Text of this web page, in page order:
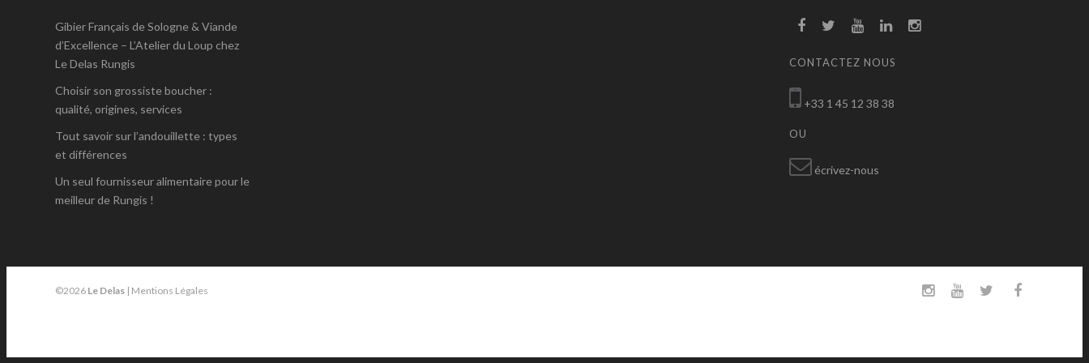
Gibier Français de Sologne & Viande
d’Excellence – L’Atelier du Loup chez
Le Delas Rungis
Choisir son grossiste boucher :
qualité, origines, services
Tout savoir sur l’andouillette : types
et différences
Un seul fournisseur alimentaire pour le
meilleur de Rungis !
CONTACTEZ NOUS
+33 1 45 12 38 38
OU
écrivez-nous
©2026 Le Delas | Mentions Légales